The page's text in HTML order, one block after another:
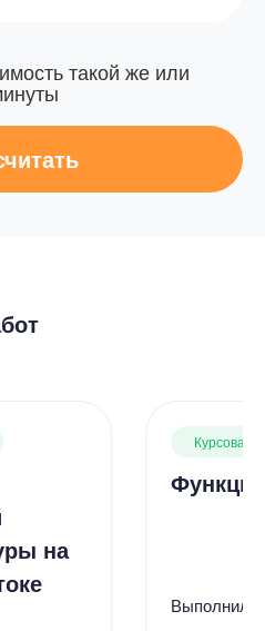
такой же или
на
Курсовая
Выполнил